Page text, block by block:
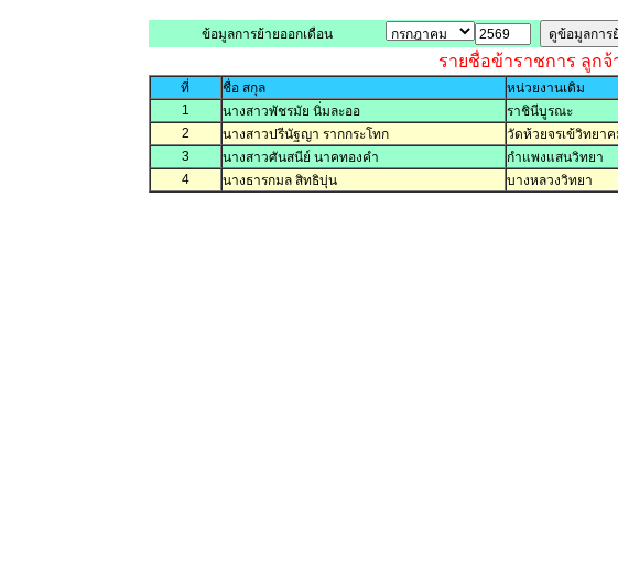
ข้อมูลการย้ายออกเดือน
รายชื่อข้าราชการ ลูกจ้
ที่ ชื่อ สกุล หน่วยงานเดิม
1
นางสาวพัชรมัย นิ่มละออ ราชินีบูรณะ
2
นางสาวปรีนัฐญา รากกระโทก วัดห้วยจรเข้วิทยาค
3
นางสาวศันสนีย์ นาคทองคำ กำแพงแสนวิทยา
4
นางธารกมล สิทธิบุ่น บางหลวงวิทยา